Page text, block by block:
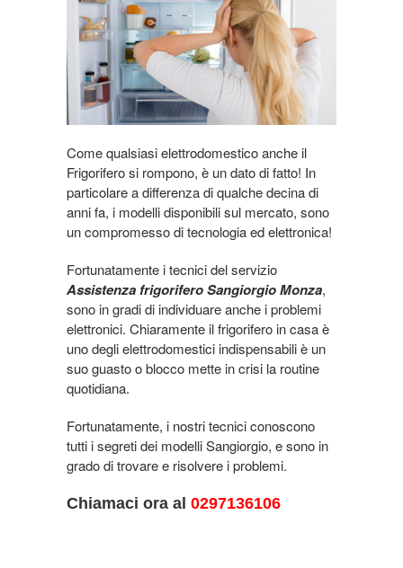
Come qualsiasi elettrodomestico anche il
Frigorifero si rompono, è un dato di fatto! In
particolare a differenza di qualche decina di
anni fa, i modelli disponibili sul mercato, sono
un compromesso di tecnologia ed elettronica!
Fortunatamente i tecnici del servizio
Assistenza frigorifero Sangiorgio Monza,
sono in gradi di individuare anche i problemi
elettronici. Chiaramente il frigorifero in casa è
uno degli elettrodomestici indispensabili è un
suo guasto o blocco mette in crisi la routine
quotidiana.
Fortunatamente, i nostri tecnici conoscono
tutti i segreti dei modelli Sangiorgio, e sono in
grado di trovare e risolvere i problemi.
Chiamaci ora al 0297136106